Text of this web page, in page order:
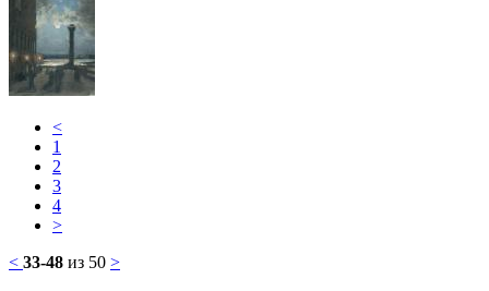
<
1
2
3
4
>
< 33-48 из 50 >